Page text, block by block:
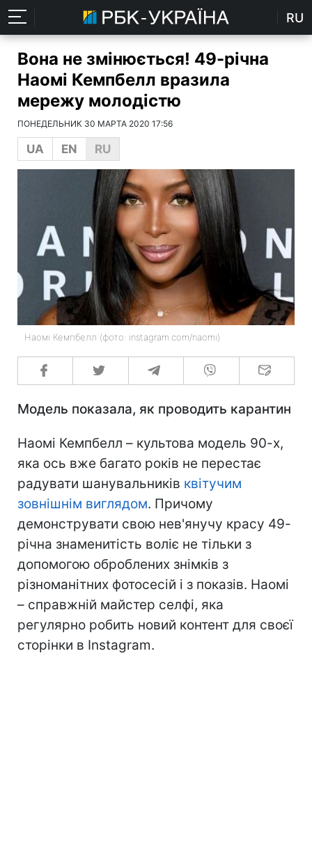
RU
Вона не змінюється! 49-річна
Наомі Кемпбелл вразила
мережу молодістю
ПОНЕДЕЛЬНИК 30 МАРТА 2020 17:56
UA EN RU
Наомі Кемпбелл (фото: instagram.com/naomi)
Модель показала, як проводить карантин
Наомі Кемпбелл – культова модель 90-х,
яка ось вже багато років не перестає
радувати шанувальників квітучим
зовнішнім виглядом. Причому
демонструвати свою нев'янучу красу 49-
річна знаменитість воліє не тільки з
допомогою оброблених знімків з
різноманітних фотосесій і з показів. Наомі
– справжній майстер селфі, яка
регулярно робить новий контент для своєї
сторінки в Instagram.